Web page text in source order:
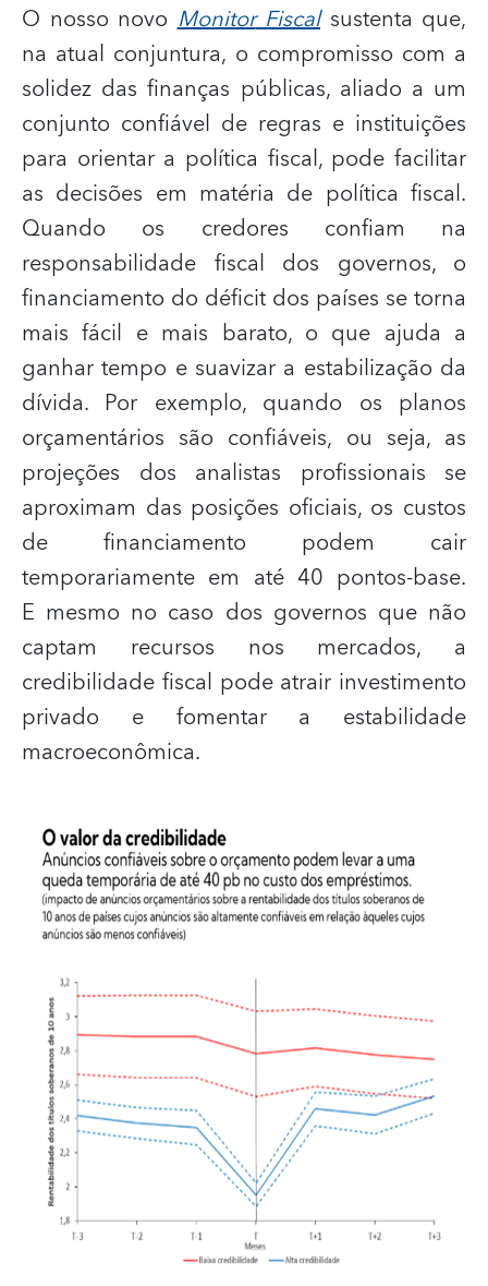
O nosso novoMonitor Fiscalsustenta que,
na atual conjuntura, o compromisso com a
solidez das finanças públicas, aliado a um
conjunto confiável de regras e instituições
para orientar a política fiscal, pode facilitar
as decisões em matéria de política fiscal.
Quando os credores confiam na
responsabilidade fiscal dos governos, o
financiamento do déficit dos países se torna
mais fácil e mais barato, o que ajuda a
ganhar tempo e suavizar a estabilização da
dívida. Por exemplo, quando os planos
orçamentários são confiáveis, ou seja, as
projeções dos analistas profissionais se
aproximam das posições oficiais, os custos
de financiamento podem cair
temporariamente em até 40 pontos‑base.
E mesmo no caso dos governos que não
captam recursos nos mercados, a
credibilidade fiscal pode atrair investimento
privado e fomentar a estabilidade
macroeconômica.